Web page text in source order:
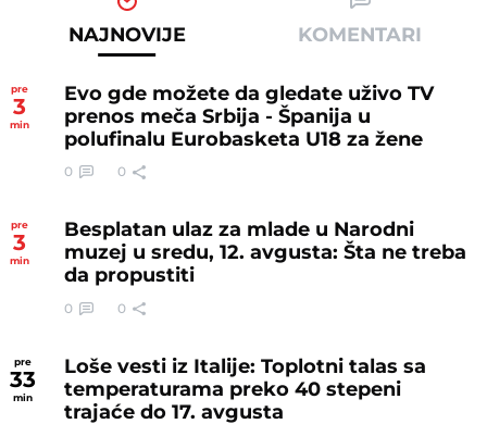
NAJNOVIJE KOMENTARI
pre
3
min
Evo gde možete da gledate uživo TV
prenos meča Srbija - Španija u
polufinalu Eurobasketa U18 za žene
0 0
pre
3
min
Besplatan ulaz za mlade u Narodni
muzej u sredu, 12. avgusta: Šta ne treba
da propustiti
0 0
pre
33
min
Loše vesti iz Italije: Toplotni talas sa
temperaturama preko 40 stepeni
trajaće do 17. avgusta